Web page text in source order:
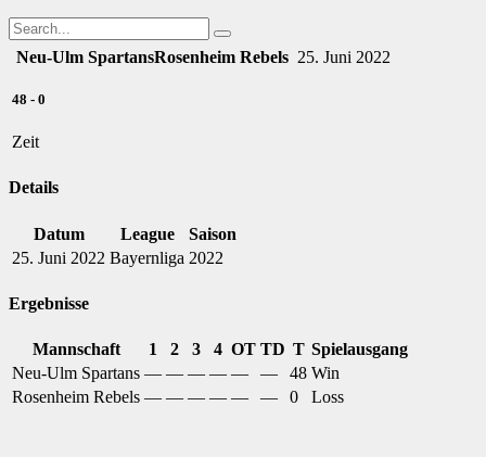
Neu-Ulm SpartansRosenheim Rebels 25. Juni 2022
48 - 0
Zeit
Details
Datum League
Saison
25. Juni 2022 Bayernliga 2022
Ergebnisse
Mannschaft 1 2 3 4 OT TD T Spielausgang
Neu-Ulm Spartans — — — — — — 48 Win
Rosenheim Rebels — — — — — — 0 Loss